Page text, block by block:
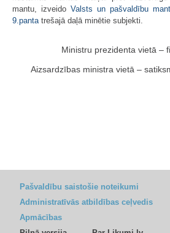
mantu, izveido Valsts un pašvaldību
9.pantatrešajā daļā minētie subjekti.
Ministru prezidenta vietā –
Aizsardzības ministra vietā –
Pašvaldību saistošie noteikumi
Administratīvās atbildības ceļvedis
Apmācības